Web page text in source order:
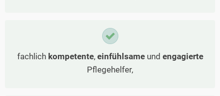
fachlich kompetente, einfühlsameund engagierte
Pflegehelfer,